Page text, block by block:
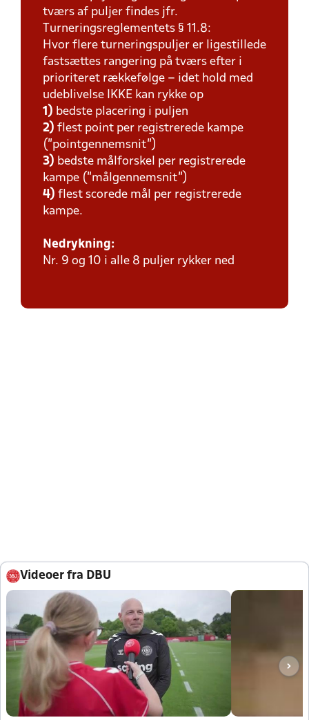
tværs af puljer findes jfr.
Turneringsreglementets § 11.8:
Hvor flere turneringspuljer er ligestillede
fastsættes rangering på tværs efter i
prioriteret rækkefølge – idet hold med
udeblivelse IKKE kan rykke op
1) bedste placering i puljen
2) flest point per registrerede kampe
(”pointgennemsnit”)
3) bedste målforskel per registrerede
kampe (”målgennemsnit”)
4) flest scorede mål per registrerede
kampe.
Nedrykning:
Nr. 9 og 10 i alle 8 puljer rykker ned
Videoer fra DBU